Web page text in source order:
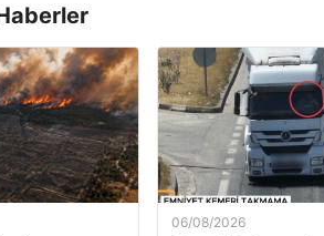
06/08/2026